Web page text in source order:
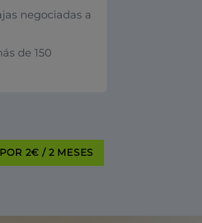
negociadas a
de 150
2€ / 2 MESES